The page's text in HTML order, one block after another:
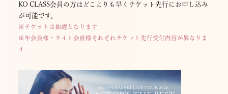
KO CLASS会員の方はどこよりも早くチケット先行にお申し込み
が可能です。
※チケットは抽選となります
※年会員様・ライト会員様それぞれチケット先行受付内容が異なりま
す